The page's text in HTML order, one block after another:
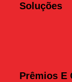
Soluções
Prêmios E